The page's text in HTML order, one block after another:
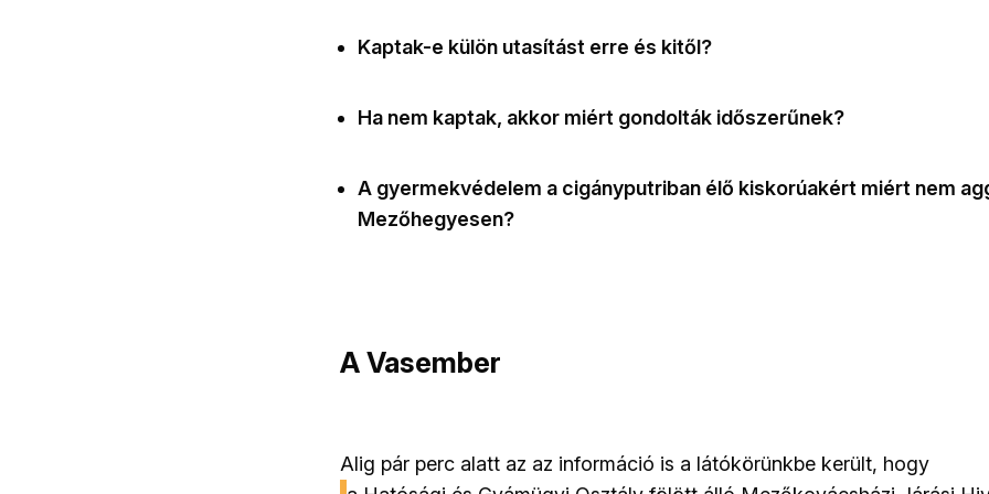
Kaptak-e külön utasítást erre és kitől?
Ha nem kaptak, akkor miért gondolták időszerűnek?
A gyermekvédelem a cigányputriban élő kiskorúakért miért nem
Mezőhegyesen?
A Vasember
Alig pár perc alatt az az információ is a látókörünkbe került, hogy